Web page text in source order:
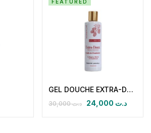
FEATURED
GEL DOUCHE EXTRA-DOUX HYDRATANT NOURISSANT Coulis de Framboise
د.ت30,000 د.ت